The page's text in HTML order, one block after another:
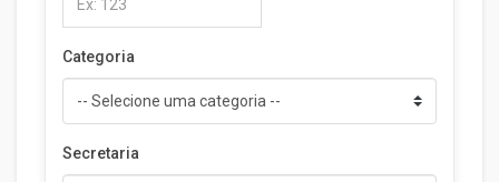
Categoria
Secretaria